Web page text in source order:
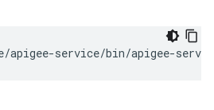
apigee-service/bin/apigee-